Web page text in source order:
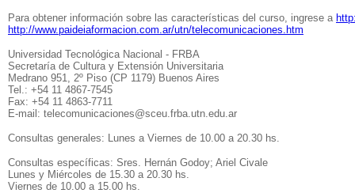
Para obtener información sobre las características del curso, ingrese a
http://www.paideiaformacion.com.ar/utn/telecomunicaciones.htm
Universidad Tecnológica Nacional - FRBA
Secretaría de Cultura y Extensión Universitaria
Medrano 951, 2º Piso (CP 1179) Buenos Aires
Tel.: +54 11 4867-7545
Fax: +54 11 4863-7711
E-mail: telecomunicaciones@sceu.frba.utn.edu.ar
Consultas generales: Lunes a Viernes de 10.00 a 20.30 hs.
Consultas específicas: Sres. Hernán Godoy; Ariel Civale
Lunes y Miércoles de 15.30 a 20.30 hs.
Viernes de 10.00 a 15.00 hs.